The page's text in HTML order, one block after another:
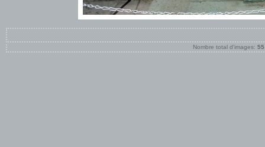
Nombre total d'images: 55